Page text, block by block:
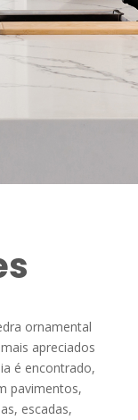
ornamental
apreciados
é encontrado,
pavimentos,
escadas,